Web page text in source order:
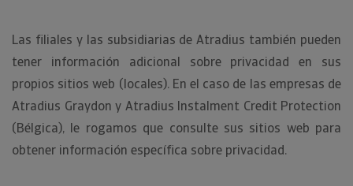
Las filiales y las subsidiarias de Atradius también pueden
tener información adicional sobre privacidad en sus
propios sitios web (locales). En el caso de las empresas de
Atradius Graydon y Atradius Instalment Credit Protection
(Bélgica), le rogamos que consulte sus sitios web para
obtener información específica sobre privacidad.